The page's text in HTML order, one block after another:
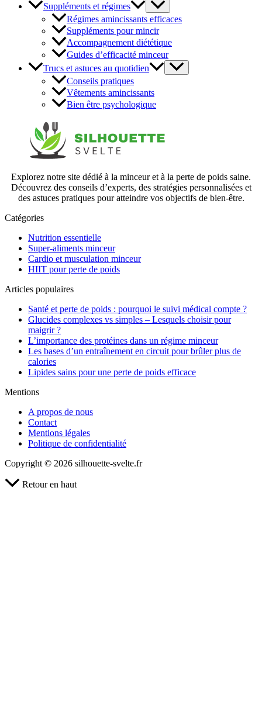
Suppléments et régimes
Régimes amincissants efficaces
Suppléments pour mincir
Accompagnement diététique
Guides d’efficacité minceur
Trucs et astuces au quotidien
Conseils pratiques
Vêtements amincissants
Bien être psychologique
Explorez notre site dédié à la minceur et à la perte de poids saine.
Découvrez des conseils d’experts, des stratégies personnalisées et
des astuces pratiques pour atteindre vos objectifs de bien-être.
Catégories
Nutrition essentielle
Super-aliments minceur
Cardio et musculation minceur
HIIT pour perte de poids
Articles populaires
Santé et perte de poids : pourquoi le suivi médical compte ?
Glucides complexes vs simples – Lesquels choisir pour
maigrir ?
L’importance des protéines dans un régime minceur
Les bases d’un entraînement en circuit pour brûler plus de
calories
Lipides sains pour une perte de poids efficace
Mentions
A propos de nous
Contact
Mentions légales
Politique de confidentialité
Copyright © 2026 silhouette-svelte.fr
Retour en haut